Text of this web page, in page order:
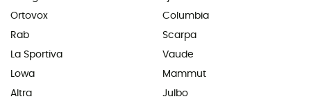
Ortovox
Rab
La Sportiva
Lowa
Altra
Columbia
Scarpa
Vaude
Mammut
Julbo